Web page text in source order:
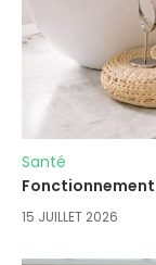
Santé
15 JUILLET 2026